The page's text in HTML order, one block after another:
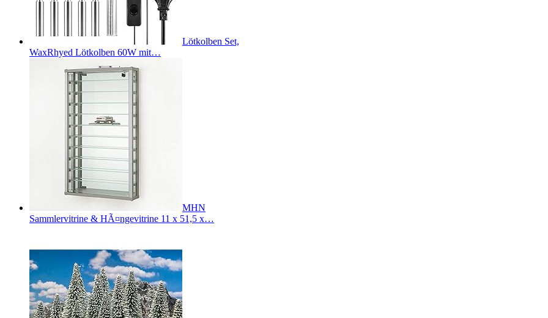
Lötkolben Set,
WaxRhyed Lötkolben 60W mit…
MHN
Sammlervitrine & HÃ¤ngevitrine 11 x 51,5 x…